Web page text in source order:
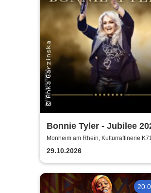
Bonnie Tyler - Jubilee
Tournee
Monheim am Rhein, Kulturraffinerie
29.10.2026